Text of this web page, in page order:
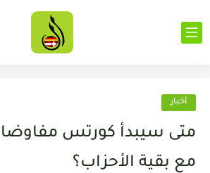
أخبار
متى سيبدأ كورتس
مع بقية الأحزاب؟